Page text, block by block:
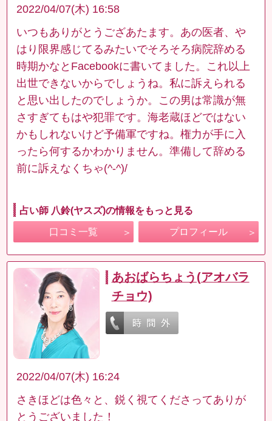
2022/04/07(木) 16:58
いつもありがとうござあたます。あの医者、や
はり限界感じてるみたいでそろそろ病院辞める
時期かなとFacebookに書いてました。これ以上
出世できないからでしょうね。私に訴えられる
と思い出したのでしょうか。この男は常識が無
さすぎてもはや犯罪です。海老蔵ほどではない
かもしれないけど予備軍ですね。権力が手に入
ったら何するかわかりません。準備して辞める
前に訴えなくちゃ(^-^)/
占い師 八鈴(ヤスズ)の情報をもっと見る
口コミ一覧 プロフィール
あおばらちょう(アオバラ
チョウ)
2022/04/07(木) 16:24
さきほどは色々と、鋭く視てくださってありが
とうございました！